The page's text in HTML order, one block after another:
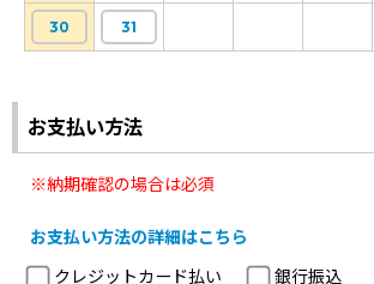
30 31
お支払い方法
※納期確認の場合は必須
お支払い方法の詳細はこちら
クレジットカード払い
銀行振込